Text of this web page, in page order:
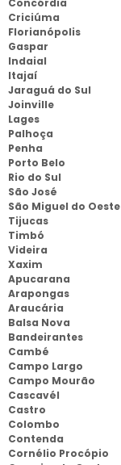
Concórdia
Criciúma
Florianópolis
Gaspar
Indaial
Itajaí
Jaraguá do Sul
Joinville
Lages
Palhoça
Penha
Porto Belo
Rio do Sul
São José
São Miguel do Oeste
Tijucas
Timbó
Videira
Xaxim
Apucarana
Arapongas
Araucária
Balsa Nova
Bandeirantes
Cambé
Campo Largo
Campo Mourão
Cascavél
Castro
Colombo
Contenda
Cornélio Procópio